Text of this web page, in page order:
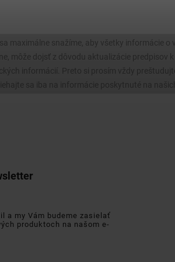
maximálne snažíme, aby všetky informácie o
môže dojsť z dôvodu aktualizácie predpisov
informácií. Preto si prosím vždy
a my Vám budeme zasielať
produktoch na našom e-